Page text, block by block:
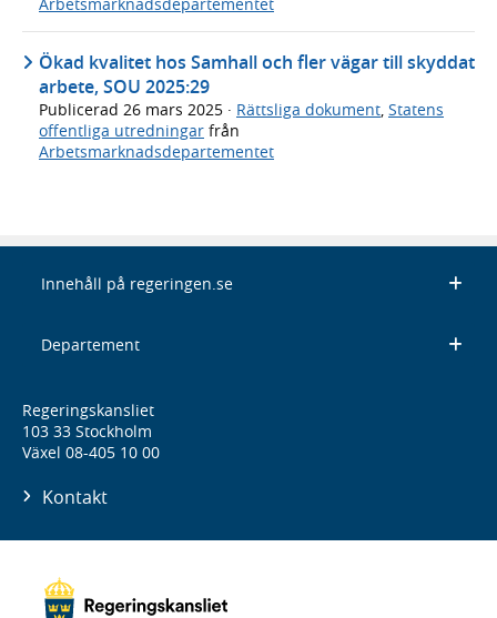
Ökad kvalitet hos Samhall och fler vägar till skyddat
arbete, SOU 2025:29
Publicerad 26 mars 2025 · Rättsliga dokument Statens
offentliga utredningar från
Arbetsmarknadsdepartementet
Innehåll på regeringen.se
Departement
Regeringskansliet
103 33 Stockholm
Växel 08-405 10 00
Kontakt